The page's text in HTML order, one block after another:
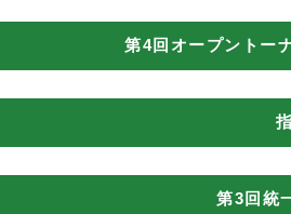
第4回オープントー
第3回統